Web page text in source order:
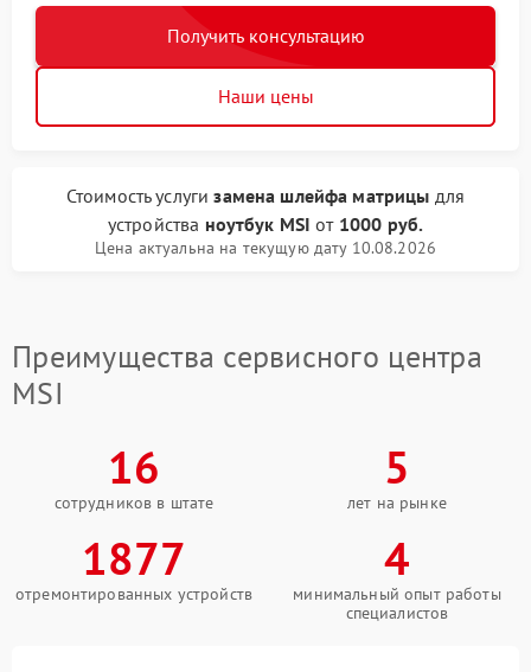
Получить консультацию
Наши цены
Стоимость услугизамена шлейфа матрицы для
устройства ноутбук MSI от 1000 руб.
Цена актуальна на текущую дату 10.08.2026
Преимущества сервисного центра
MSI
16
сотрудников в штате
5
лет на рынке
1877
отремонтированных устройств
4
минимальный опыт работы
специалистов